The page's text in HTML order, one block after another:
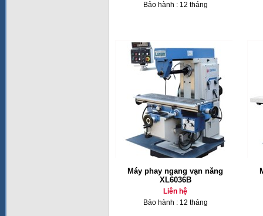
Bảo hành : 12 tháng
Máy phay ngang vạn năng
XL6036B
Liên hệ
Bảo hành : 12 tháng